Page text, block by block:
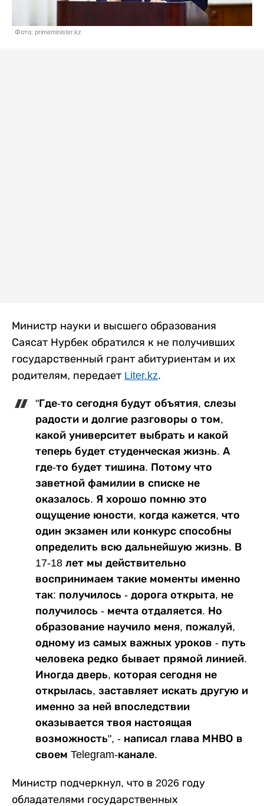
Фото: primeminister.kz
Министр науки и высшего образования
Саясат Нурбек обратился к не получивших
государственный грант абитуриентам и их
родителям, передает Liter.kz.
"Где-то сегодня будут объятия, слезы
радости и долгие разговоры о том,
какой университет выбрать и какой
теперь будет студенческая жизнь. А
где-то будет тишина. Потому что
заветной фамилии в списке не
оказалось. Я хорошо помню это
ощущение юности, когда кажется, что
один экзамен или конкурс способны
определить всю дальнейшую жизнь. В
17-18 лет мы действительно
воспринимаем такие моменты именно
так: получилось - дорога открыта, не
получилось - мечта отдаляется. Но
образование научило меня, пожалуй,
одному из самых важных уроков - путь
человека редко бывает прямой линией.
Иногда дверь, которая сегодня не
открылась, заставляет искать другую и
именно за ней впоследствии
оказывается твоя настоящая
возможность", - написал глава МНВО в
своем Telegram-канале.
Министр подчеркнул, что в 2026 году
обладателями государственных